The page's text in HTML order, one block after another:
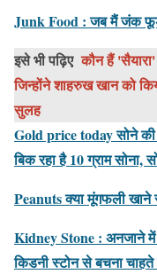
Junk Food : जब मैं जंक फूड
इसे भी पढ़िए कौन हैं
जिन्होंने शाहरुख खान को
सुलह
Gold price today सोने
बिक रहा है 10 ग्राम सोना,
Peanuts क्या मूंगफली खाने
Kidney Stone : अनजाने
किडनी स्टोन से बचना चाहते